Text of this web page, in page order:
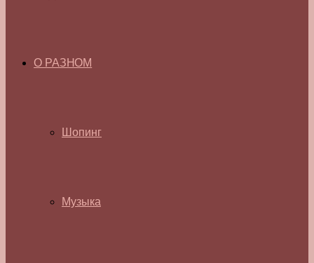
О РАЗНОМ
Шопинг
Музыка